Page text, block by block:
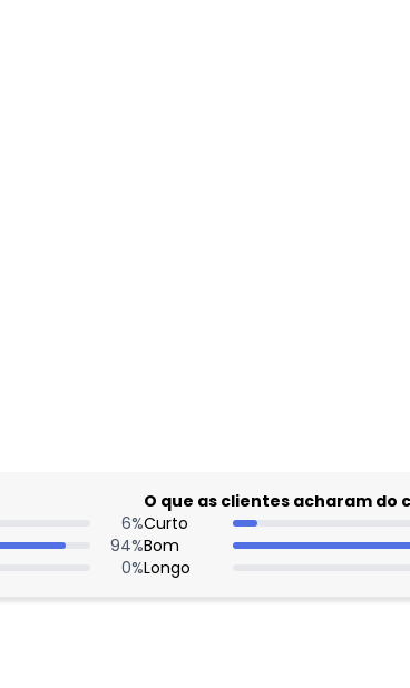
6%
94%
0%
O que as clientes acharam do
Curto
Bom
Longo